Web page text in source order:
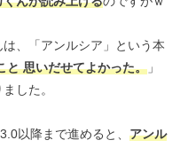
、「アンルシア」という本
と 思いだせてよかった。 」
した。
以降まで進めると、 アンル